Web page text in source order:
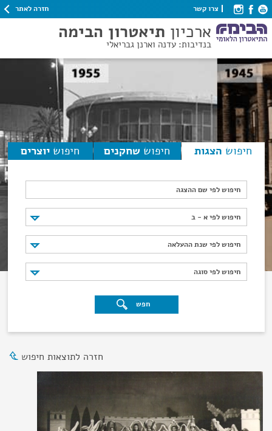
צרו קשר חזרה לאתר
ארכיון תיאטרון הבימה
בנדיבות: עדנה וארנן גבריאלי
חיפוש הצגות חיפוש שחקנים חיפוש יוצרים
חיפוש לפי שם ההצגה
חיפוש לפי א - ב
חיפוש לפי א - ב
חיפוש לפי שנת ההעלאה
חיפוש לפי שנת ההעלאה
חיפוש לפי סוגה
חיפוש לפי סוגה
חפש
חזרה לתוצאות חיפוש